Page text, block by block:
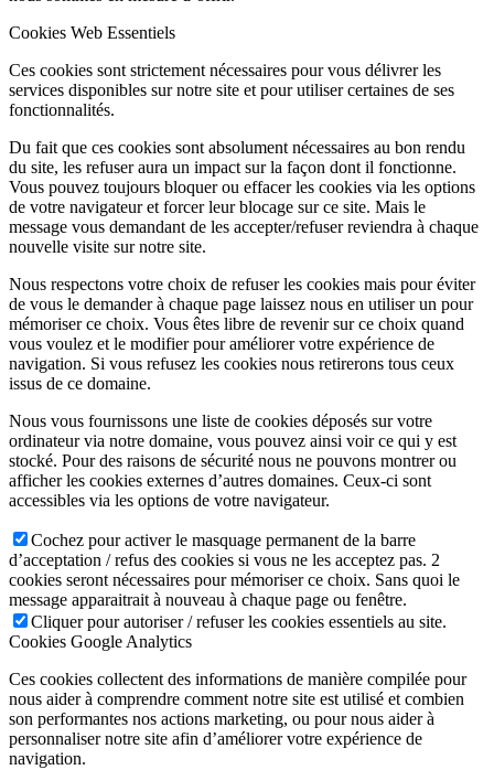
Cookies Web Essentiels
Ces cookies sont strictement nécessaires pour vous délivrer les
services disponibles sur notre site et pour utiliser certaines de ses
fonctionnalités.
Du fait que ces cookies sont absolument nécessaires au bon rendu
du site, les refuser aura un impact sur la façon dont il fonctionne.
Vous pouvez toujours bloquer ou effacer les cookies via les options
de votre navigateur et forcer leur blocage sur ce site. Mais le
message vous demandant de les accepter/refuser reviendra à chaque
nouvelle visite sur notre site.
Nous respectons votre choix de refuser les cookies mais pour éviter
de vous le demander à chaque page laissez nous en utiliser un pour
mémoriser ce choix. Vous êtes libre de revenir sur ce choix quand
vous voulez et le modifier pour améliorer votre expérience de
navigation. Si vous refusez les cookies nous retirerons tous ceux
issus de ce domaine.
Nous vous fournissons une liste de cookies déposés sur votre
ordinateur via notre domaine, vous pouvez ainsi voir ce qui y est
stocké. Pour des raisons de sécurité nous ne pouvons montrer ou
afficher les cookies externes d’autres domaines. Ceux-ci sont
accessibles via les options de votre navigateur.
Cochez pour activer le masquage permanent de la barre
d’acceptation / refus des cookies si vous ne les acceptez pas. 2
cookies seront nécessaires pour mémoriser ce choix. Sans quoi le
message apparaitrait à nouveau à chaque page ou fenêtre.
Cliquer pour autoriser / refuser les cookies essentiels au site.
Cookies Google Analytics
Ces cookies collectent des informations de manière compilée pour
nous aider à comprendre comment notre site est utilisé et combien
son performantes nos actions marketing, ou pour nous aider à
personnaliser notre site afin d’améliorer votre expérience de
navigation.